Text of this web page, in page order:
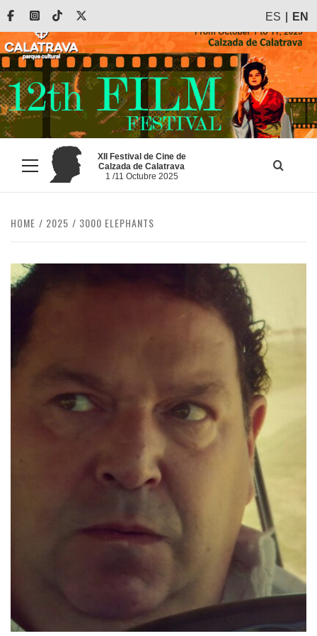
Skip
content
FacebookInstagram
Tiktok ES EN
Primary
Menu
XII Festival de Cine de
Calzada de Calatrava
1 /11 Octubre 2025
HOME 2025 3000 ELEPHANTS